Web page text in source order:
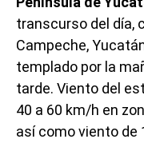
transcurso del día,
Campeche,
templado por la
tarde. Viento del
40 a 60 km/h en
así como viento de